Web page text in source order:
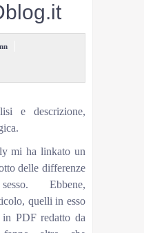
e descrizione,
mi ha linkato un
delle differenze
Ebbene,
quelli in esso
PDF redatto da